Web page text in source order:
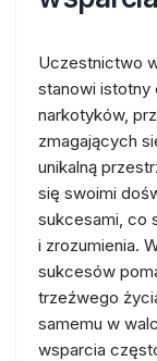
Uczestnictwo
stanowi istotny
narkotyków,
zmagających
unikalną
się swoimi
sukcesami, co
i zrozumienia.
sukcesów
trzeźwego
samemu w
wsparcia